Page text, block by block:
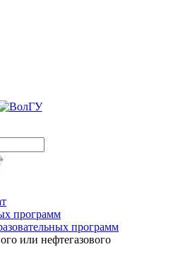
Пожалуйста
программ
программ
или нефтегазового